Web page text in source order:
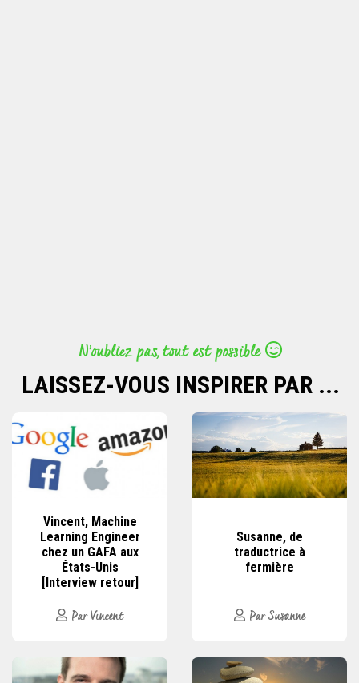
N’oubliez pas, tout est possible
LAISSEZ-VOUS INSPIRER PAR ...
Vincent, Machine
Learning Engineer
chez un GAFA aux
États-Unis
[Interview retour]
Par Vincent
Susanne, de
traductrice à
fermière
Par Susanne